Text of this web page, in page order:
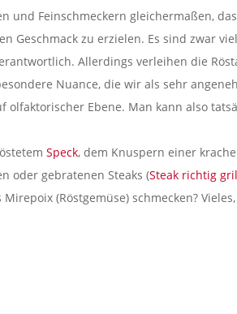
und Feinschmeckern gleichermaßen,
Geschmack zu erzielen. Es sind zwar
Allerdings verleihen die
Nuance, die wir als sehr
olfaktorischer Ebene. Man kann also
Speck, dem Knuspern einer
oder gebratenen Steaks (Steak richtig
(Röstgemüse) schmecken?